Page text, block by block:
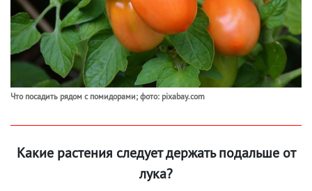
Что посадить рядом с помидорами; фото: pixabay.com
Какие растения следует держать подальше от
лука?